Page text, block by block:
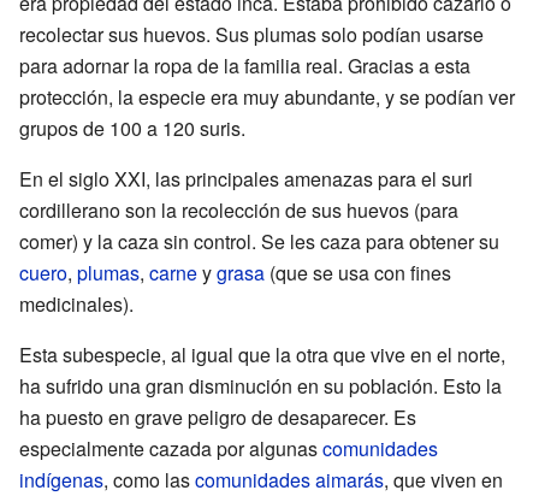
recolectar sus huevos. Sus plumas solo podían usarse
para adornar la ropa de la familia real. Gracias a esta
protección, la especie era muy abundante, y se podían ver
grupos de 100 a 120 suris.
En el siglo XXI, las principales amenazas para el suri
cordillerano son la recolección de sus huevos (para
comer) y la caza sin control. Se les caza para obtener su
cuero, plumas, carneygrasa (que se usa con fines
medicinales).
Esta subespecie, al igual que la otra que vive en el norte,
ha sufrido una gran disminución en su población. Esto la
ha puesto en grave peligro de desaparecer. Es
especialmente cazada por algunascomunidades
indígenas, como lascomunidades aimarás, que viven en